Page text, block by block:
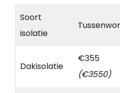
Soort
isolatie
Dakisolatie
€355
(€3550)